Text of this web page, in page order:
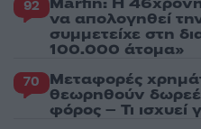
92
να απολογηθεί
συμμετείχε στη
100.000 άτομα»
70 Μεταφορές
θεωρηθούν
φόρος – Τι ισχυεί